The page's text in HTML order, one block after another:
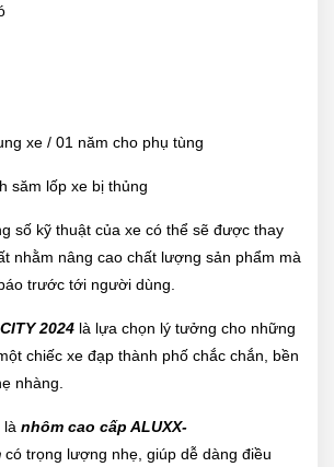
xe / 01 năm cho phụ tùng
săm lốp xe bị thủng
số kỹ thuật của xe có thể sẽ được thay
nhằm nâng cao chất lượng sản phẩm mà
trước tới người dùng.
2024 là lựa chọn lý tưởng cho những
chiếc xe đạp thành phố chắc chắn, bền
nhàng.
là nhôm cao cấp ALUXX-
có trọng lượng nhẹ, giúp dễ dàng điều